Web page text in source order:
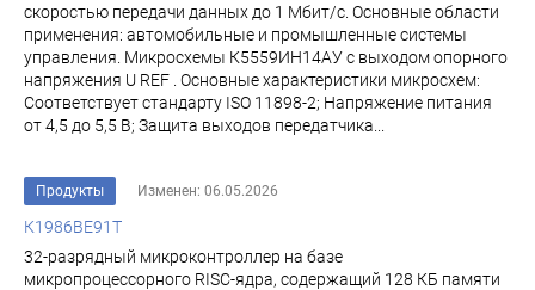
скоростью передачи данных до 1 Мбит/с. Основные области
применения: автомобильные и промышленные системы
управления. Микросхемы К5559ИН14АУ с выходом опорного
напряжения U REF . Основные характеристики микросхем:
Соответствует стандарту ISO 11898-2; Напряжение питания
от 4,5 до 5,5 В; Защита выходов передатчика...
Продукты Изменен: 06.05.2026
К1986ВЕ91Т
32-разрядный микроконтроллер на базе
микропроцессорного RISC-ядра, содержащий 128 КБ памяти